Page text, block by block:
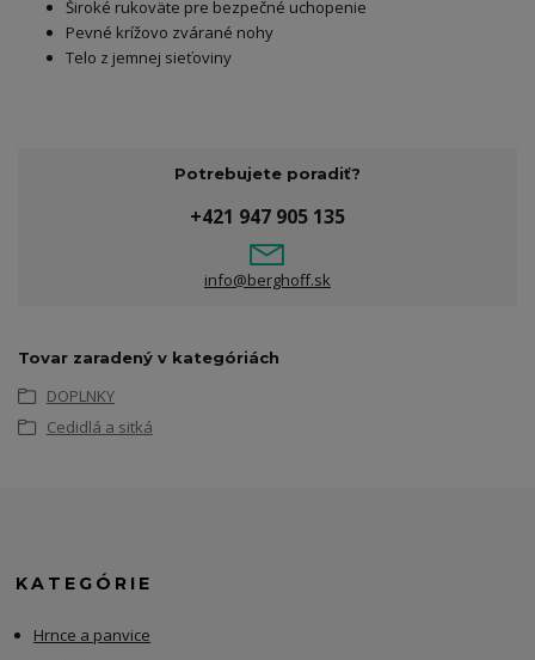
Široké rukoväte pre bezpečné uchopenie
Pevné krížovo zvárané nohy
Telo z jemnej sieťoviny
Potrebujete poradiť?
+421 947 905 135
info@berghoff.sk
Tovar zaradený v kategóriách
DOPLNKY
Cedidlá a sitká
KATEGÓRIE
Hrnce a panvice